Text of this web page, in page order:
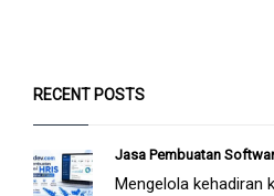
RECENT POSTS
Jasa Pembuatan
Mengelola kehadiran